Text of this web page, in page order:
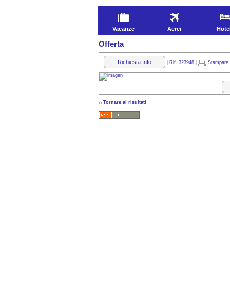
Vacanze Aerei
Offerta
Richiesta Info Rif. 323948| Stampare
Tornare ai risultati